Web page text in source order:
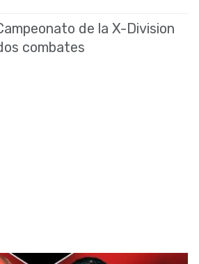
de la X-Division
combates